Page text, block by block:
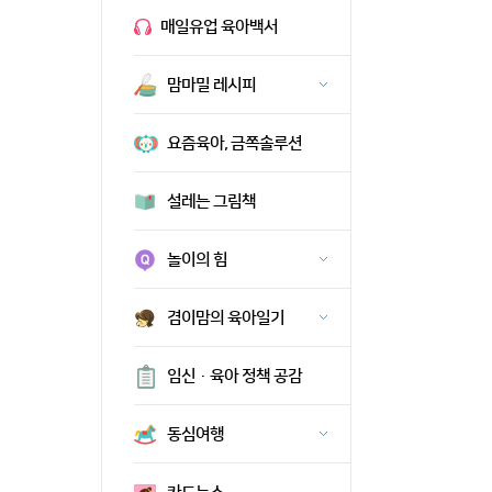
매일유업 육아백서
맘마밀 레시피
요즘육아, 금쪽솔루션
설레는 그림책
놀이의 힘
겸이맘의 육아일기
임신·육아 정책 공감
동심여행